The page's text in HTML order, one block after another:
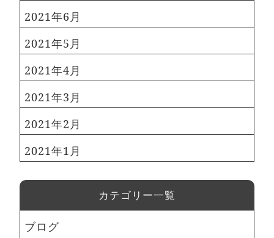
2021年6月
2021年5月
2021年4月
2021年3月
2021年2月
2021年1月
カテゴリー一覧
ブログ